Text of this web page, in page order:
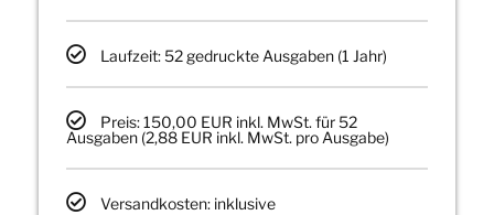
Laufzeit: 52 gedruckte Ausgaben (1 Jahr)
Preis: 150,00 EUR inkl. MwSt. für 52
Ausgaben (2,88 EUR inkl. MwSt. pro Ausgabe)
Versandkosten: inklusive